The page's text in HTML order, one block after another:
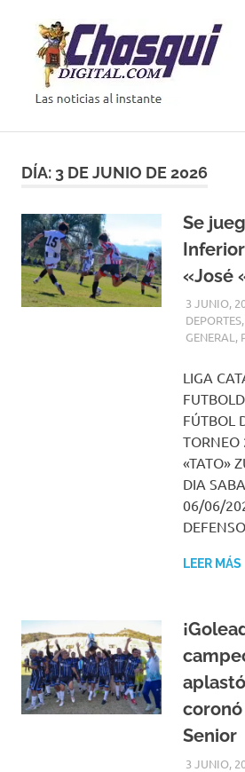
contenido
instante
DÍA: 3 DE JUNIO DE 2026
Se
«José
3 JUNIO,
DEPORTES,
GENERAL,
LIGA
FÚTBOL
TORNEO
«TATO»
DIA
06/06/
LEER MÁS
Senior
3 JUNIO,